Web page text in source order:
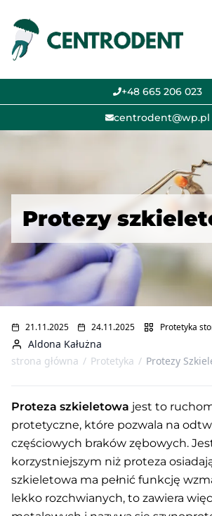
+48 665 206 023
centrodent@wp.pl
Protezy
21.11.2025 24.11.2025 Protetyka
Aldona Kałużna
strona główna / Protetyka / Protezy
Proteza szkieletowa jest to
protetyczne, które pozwala na
częściowych braków zębowych.
korzystniejszym niż proteza
szkieletowa ma pełnić funkcję
lekko rozchwianych, to zawiera